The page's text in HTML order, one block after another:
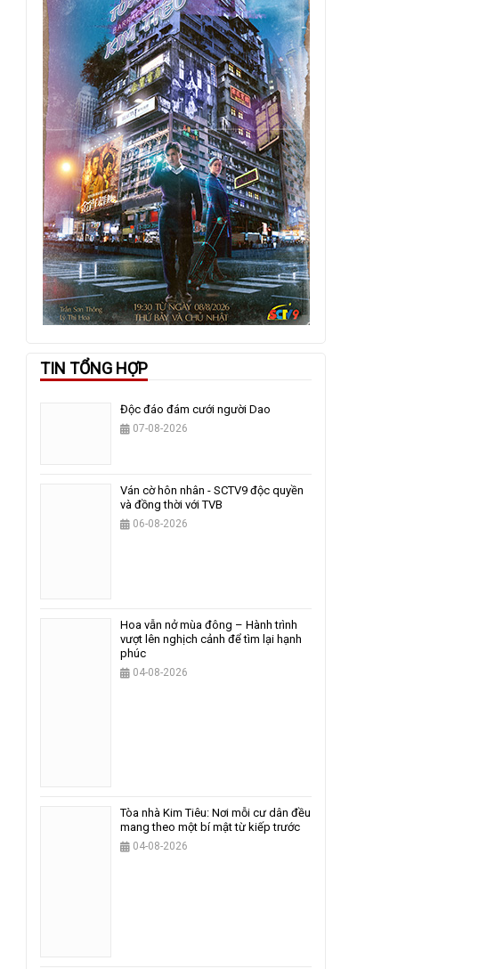
TIN TỔNG HỢP
Độc đáo đám cưới người Dao
07-08-2026
Ván cờ hôn nhân - SCTV9 độc quyền
và đồng thời với TVB
06-08-2026
Hoa vẫn nở mùa đông – Hành trình
vượt lên nghịch cảnh để tìm lại hạnh
phúc
04-08-2026
Tòa nhà Kim Tiêu: Nơi mỗi cư dân đều
mang theo một bí mật từ kiếp trước
04-08-2026